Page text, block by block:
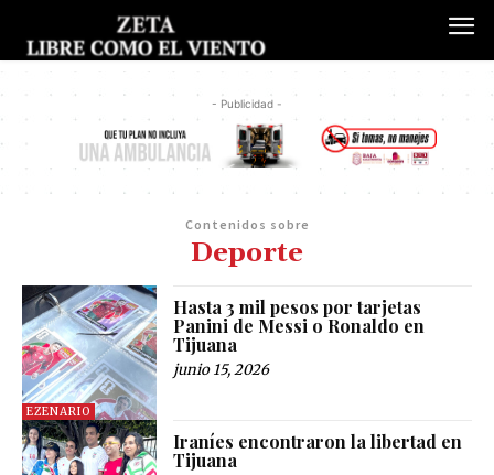
- Publicidad -
Contenidos sobre
Deporte
EZENARIO
Hasta 3 mil pesos por tarjetas
Panini de Messi o Ronaldo en
Tijuana
junio 15, 2026
Iraníes encontraron la libertad en
Tijuana